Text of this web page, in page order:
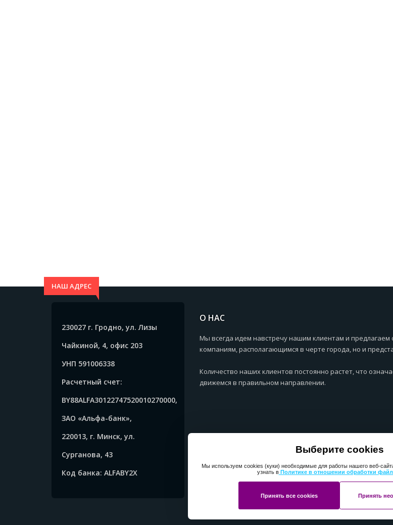
Выберите cookies
Мы используем cookies (куки) необходимые для работы нашего веб-
узнать вПолитике в отношении обработки
Принять все cookies Принять
НАШ АДРЕС
230027 г. Гродно, ул. Лизы
Чайкиной, 4, офис 203
УНП 591006338
Расчетный счет:
BY88ALFA30122747520010270000,
ЗАО «Альфа-банк»,
220013, г. Минск, ул.
Сурганова, 43
Код банка: ALFABY2X
О НАС
Мы всегда идем навстречу нашим клиентам и
компаниям, располагающимся в черте города, но и
Количество наших клиентов постоянно растет, что
движемся в правильном направлении.